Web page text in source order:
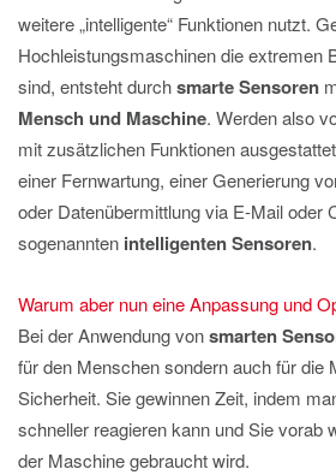
weitere „intelligente“ Funktionen nutzt.
Hochleistungsmaschinen die extremen
sind, entsteht durchsmarte Sensoren
Mensch und Maschine. Werden also
mit zusätzlichen Funktionen
einer Fernwartung, einer Generierung
oder Datenübermittlung via E-Mail oder
sogenannten intelligenten Sensoren.
Warum aber nun eine Anpassung und
Bei der Anwendung vonsmarten
für den Menschen sondern auch für die
Sicherheit. Sie gewinnen Zeit, indem
schneller reagieren kann und Sie vorab
der Maschine gebraucht wird.